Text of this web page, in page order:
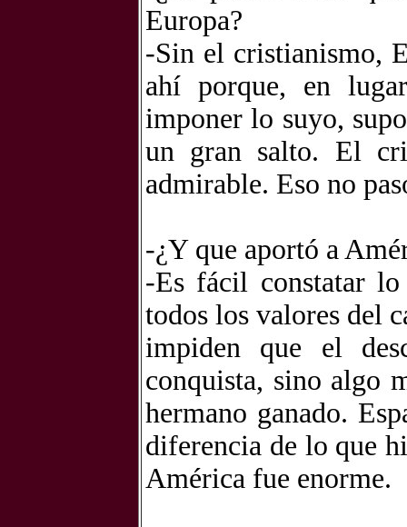
Europa?
-Sin el cristianismo,
ahí porque, en
imponer lo suyo,
un gran salto. El
admirable. Eso no
-¿Y que aportó a
-Es fácil constatar
todos los valores del
impiden que el
conquista, sino algo
hermano ganado.
diferencia de lo que
América fue enorme.